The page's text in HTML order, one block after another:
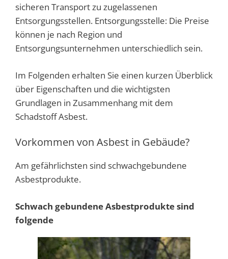
sicheren Transport zu zugelassenen
Entsorgungsstellen. Entsorgungsstelle: Die Preise
können je nach Region und
Entsorgungsunternehmen unterschiedlich sein.
Im Folgenden erhalten Sie einen kurzen Überblick
über Eigenschaften und die wichtigsten
Grundlagen in Zusammenhang mit dem
Schadstoff Asbest.
Vorkommen von Asbest in Gebäude?
Am gefährlichsten sind schwachgebundene
Asbestprodukte.
Schwach gebundene Asbestprodukte sind
folgende